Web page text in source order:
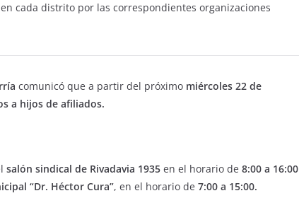
cada distrito por las correspondientes organizaciones
comunicó que a partir del próximo miércoles 22 de
a hijos de afiliados.
salón sindical de Rivadavia 1935 en el horario de 8:00 a 16:00
“Dr. Héctor Cura”, en el horario de 7:00 a 15:00.